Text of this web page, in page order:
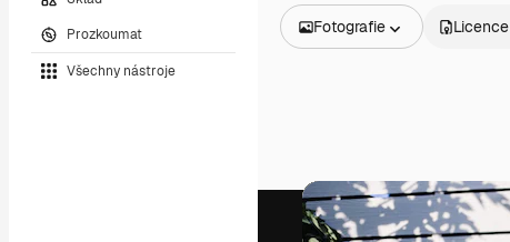
Prozkoumat
Všechny nástroje
Fotografie
Videa
Záběry
Pohybová grafika
Licence